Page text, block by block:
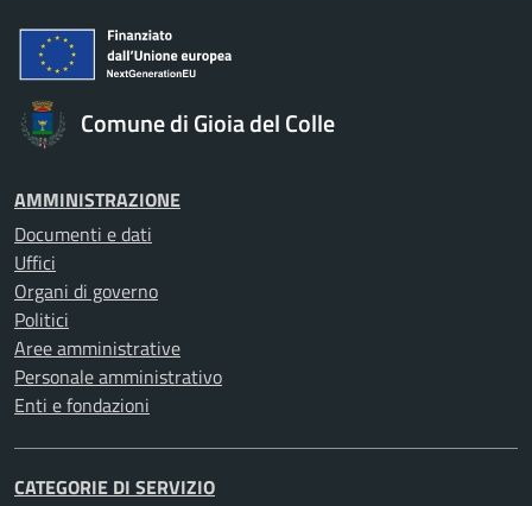
Comune di Gioia del Colle
AMMINISTRAZIONE
Documenti e dati
Uffici
Organi di governo
Politici
Aree amministrative
Personale amministrativo
Enti e fondazioni
CATEGORIE DI SERVIZIO